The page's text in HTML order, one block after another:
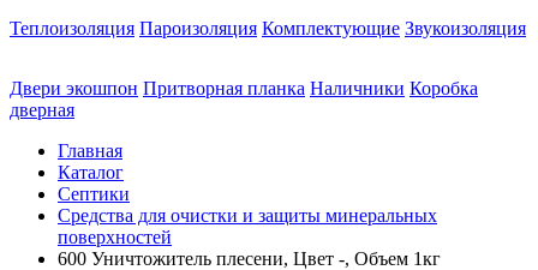
Теплоизоляция Пароизоляция Комплектующие Звукоизоляция
Двери экошпон Притворная планка Наличники Коробка
дверная
Главная
Каталог
Септики
Средства для очистки и защиты минеральных
поверхностей
600 Уничтожитель плесени, Цвет -, Объем 1кг